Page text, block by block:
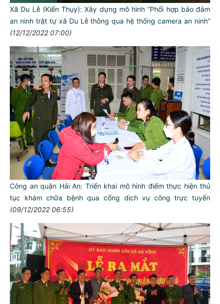
Xã Du Lễ (Kiến Thụy): Xây dựng mô hình “Phối hợp bảo đảm
an ninh trật tự xã Du Lễ thông qua hệ thống camera an ninh”
(12/12/2022 07:00)
Công an quận Hải An: Triển khai mô hình điểm thực hiện thủ
tục khám chữa bệnh qua cổng dịch vụ công trực tuyến
(09/12/2022 06:55)